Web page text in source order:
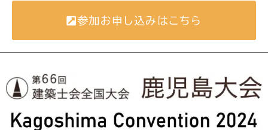
参加お申し込みはこちら